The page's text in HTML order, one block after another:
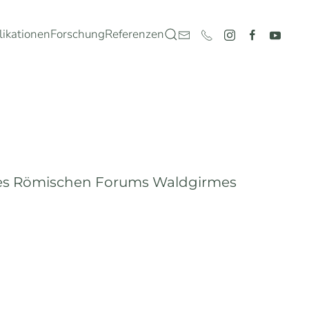
ForschungReferenzen
Römischen Forums Waldgirmes